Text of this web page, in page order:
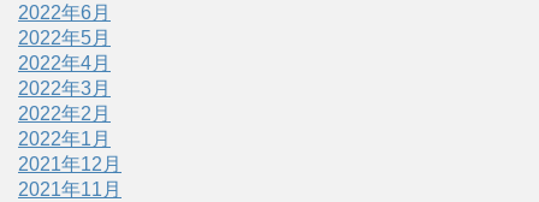
2022年6月
2022年5月
2022年4月
2022年3月
2022年2月
2022年1月
2021年12月
2021年11月